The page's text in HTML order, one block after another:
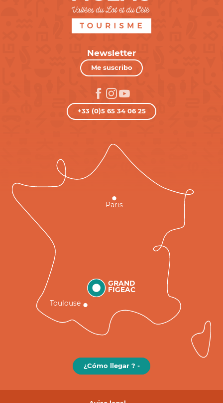
Newsletter
Me suscribo
+33 (0)5 65 34 06 25
GRAND
FIGEAC
Toulouse
Paris
¿Cómo llegar ? -